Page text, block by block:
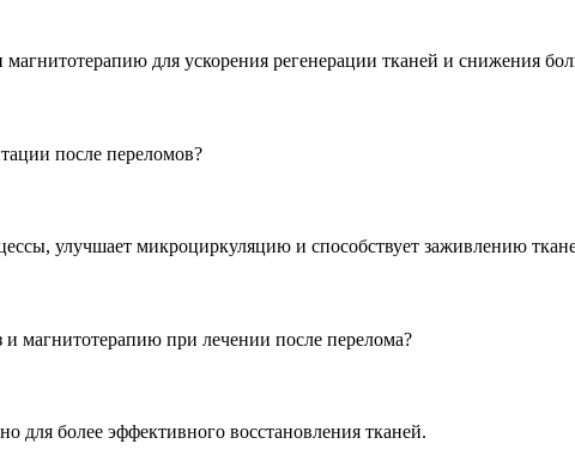
для ускорения регенерации тканей и снижения
после переломов?
улучшает микроциркуляцию и способствует заживлению
магнитотерапию при лечении после перелома?
для более эффективного восстановления тканей.